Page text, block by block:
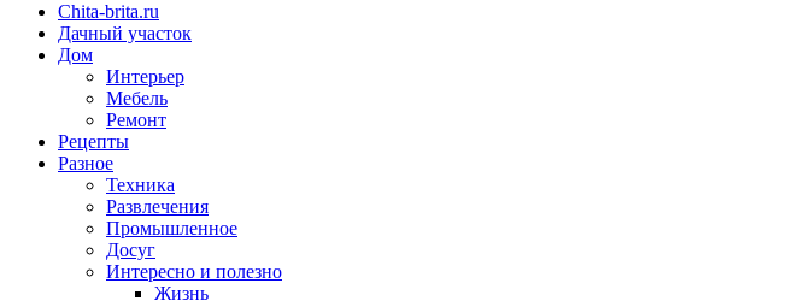
Chita-brita.ru
Дачный участок
Дом
Интерьер
Мебель
Ремонт
Рецепты
Разное
Техника
Развлечения
Промышленное
Досуг
Интересно и полезно
Жизнь